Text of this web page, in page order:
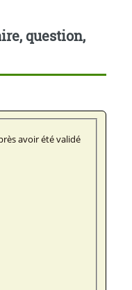
question,
avoir été validé